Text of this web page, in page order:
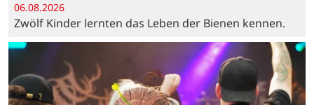
06.08.2026
Zwölf Kinder lernten das Leben der Bienen kennen.